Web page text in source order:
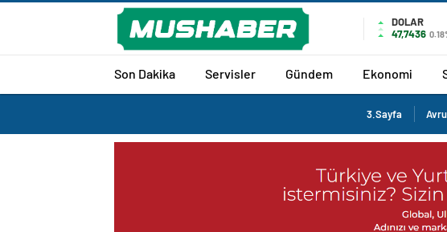
DOLAR
47,7436
Son Dakika Servisler Gündem Ekonomi
3.Sayfa